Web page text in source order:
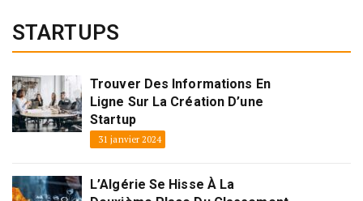
STARTUPS
Trouver Des Informations En
Ligne Sur La Création D’une
Startup
31 janvier 2024
L’Algérie Se Hisse À La